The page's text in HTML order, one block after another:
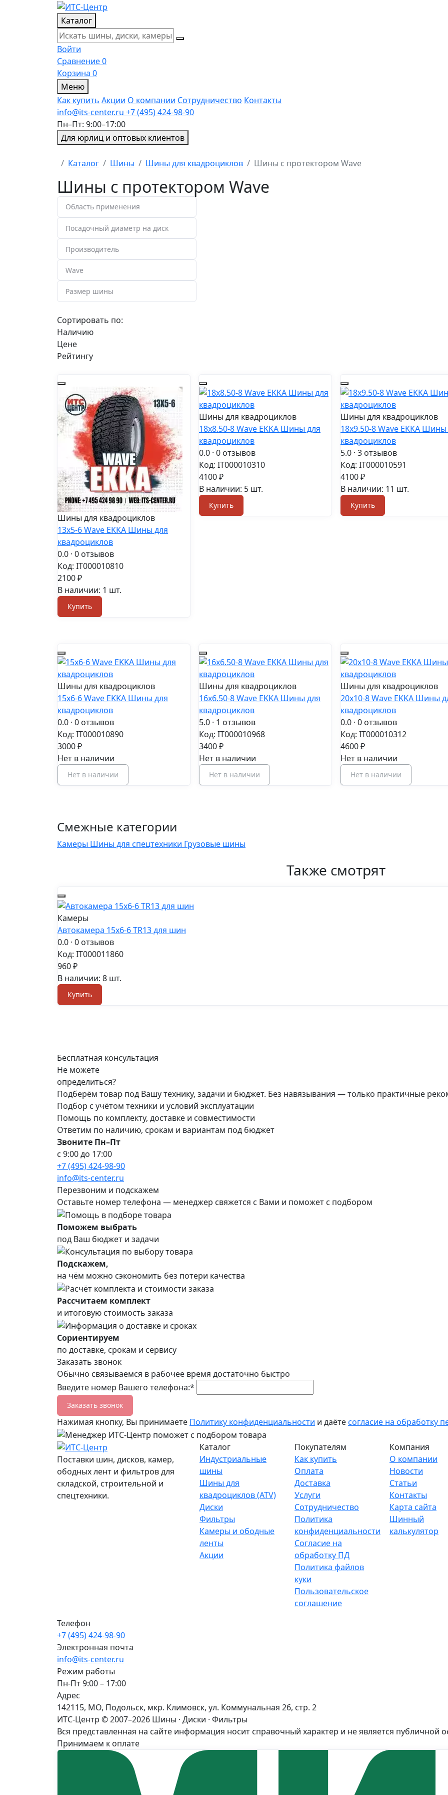
Каталог
Войти
Сравнение0
Корзина 0
Меню
Как купить Акции О компании Сотрудничество Контакты
info@its-center.ru +7 (495) 424-98-90
Пн–Пт: 9:00–17:00
Для юрлиц и оптовых клиентов
Главная
Каталог Шины Шины для квадроциклов Шины с протектором Wave
Шины с протектором Wave
Сортировать по:
Наличию
Цене
Рейтингу
Шины для квадроциклов
13x5-6 Wave EKKA Шины для
квадроциклов
0.0 · 0 отзывов
Код: IT000010810
2100 ₽
В наличии: 1 шт.
Купить
Шины для квадроциклов
18x8.50-8 Wave EKKA Шины для
квадроциклов
0.0 · 0 отзывов
Код: IT000010310
4100 ₽
В наличии: 5 шт.
Купить
Шины для квадроциклов
18x9.50-8 Wave EKKA Шины
квадроциклов
5.0 · 3 отзывов
Код: IT000010591
4100 ₽
В наличии: 11 шт.
Купить
Шины для квадроциклов
15x6-6 Wave EKKA Шины для
квадроциклов
0.0 · 0 отзывов
Код: IT000010890
3000 ₽
Нет в наличии
Нет в наличии
Шины для квадроциклов
16x6.50-8 Wave EKKA Шины для
квадроциклов
5.0 · 1 отзывов
Код: IT000010968
3400 ₽
Нет в наличии
Нет в наличии
Шины для квадроциклов
20x10-8 Wave EKKA Шины
квадроциклов
0.0 · 0 отзывов
Код: IT000010312
4600 ₽
Нет в наличии
Нет в наличии
Смежные категории
Камеры Шины для спецтехники Грузовые шины
Также смотрят
Камеры
Автокамера 15x6-6 TR13 для шин
0.0 · 0 отзывов
Код: IT000011860
960 ₽
В наличии: 8 шт.
Купить
Бесплатная консультация
Не можете
определиться?
Подберём товар под Вашу технику, задачи и бюджет. Без навязывания — только практичные
Подбор с учётом техники и условий эксплуатации
Помощь по комплекту, доставке и совместимости
Ответим по наличию, срокам и вариантам под бюджет
Звоните Пн–Пт
с 9:00 до 17:00
+7 (495) 424-98-90
info@its-center.ru
Перезвоним и подскажем
Оставьте номер телефона — менеджер свяжется с Вами и поможет с подбором
Поможем выбрать
под Ваш бюджет и задачи
Подскажем,
на чём можно сэкономить без потери качества
Рассчитаем комплект
и итоговую стоимость заказа
Сориентируем
по доставке, срокам и сервису
Заказать звонок
Обычно связываемся в рабочее время достаточно быстро
Введите номер Вашего телефона:*
Заказать звонок
Нажимая кнопку, Вы принимаете Политику конфиденциальности и даётесогласие на обработку
Поставки шин, дисков, камер,
ободных лент и фильтров для
складской, строительной и
спецтехники.
Каталог
Индустриальные
шины
Шины для
квадроциклов (ATV)
Диски
Фильтры
Камеры и ободные
ленты
Акции
Покупателям
Как купить
Оплата
Доставка
Услуги
Сотрудничество
Политика
конфиденциальности
Согласие на
обработку ПД
Политика файлов
куки
Пользовательское
соглашение
Компания
О компании
Новости
Статьи
Контакты
Карта сайта
Шинный
калькулятор
Телефон
+7 (495) 424-98-90
Электронная почта
info@its-center.ru
Режим работы
Пн-Пт 9:00 – 17:00
Адрес
142115, МО, Подольск, мкр. Климовск, ул. Коммунальная 26, стр. 2
ИТС-Центр © 2007–2026 Шины · Диски · Фильтры
Вся представленная на сайте информация носит справочный характер и не является публичной
Принимаем к оплате